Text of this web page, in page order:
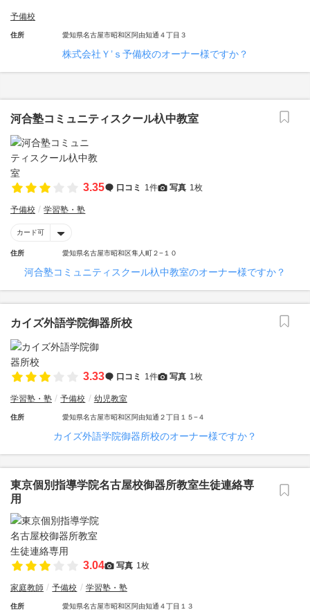
予備校
住所 愛知県名古屋市昭和区阿由知通４丁目３
株式会社Ｙ’ｓ予備校のオーナー様ですか？
河合塾コミュニティスクール杁中教室
3.35 口コミ 1件 写真 1枚
予備校 学習塾・塾
カード可
住所 愛知県名古屋市昭和区隼人町２−１０
河合塾コミュニティスクール杁中教室のオーナー様ですか？
カイズ外語学院御器所校
3.33 口コミ 1件 写真 1枚
学習塾・塾 予備校 幼児教室
住所 愛知県名古屋市昭和区阿由知通２丁目１５−４
カイズ外語学院御器所校のオーナー様ですか？
東京個別指導学院名古屋校御器所教室生徒連絡専
用
3.04 写真 1枚
家庭教師 予備校 学習塾・塾
住所 愛知県名古屋市昭和区阿由知通４丁目１３